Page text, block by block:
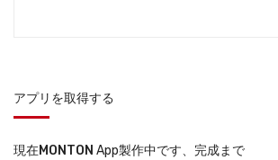
アプリを取得する
現在MONTON App製作中です、完成まで